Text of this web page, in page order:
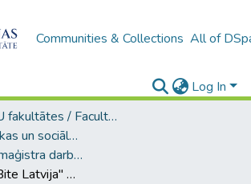
Communities & Collections All of
Log In
B4 – LU fakultātes / Faculties of the UL
A -- Ekonomikas un sociālo zinātņu fakultāte / Faculty of Economics and Social Sciences
Bakalaura un maģistra darbi (ESZF) / Bachelor's and Master's theses
Uzņēmuma ,,Bite Latvija" mārketinga stratēģija Latvijā